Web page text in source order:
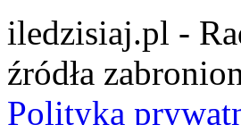
iledzisiaj.pl -
źródła
Polityka